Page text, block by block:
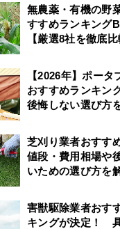
無農薬・有機の野
すすめランキング
【厳選8社を徹底比
【2026年】ポータ
おすすめランキン
後悔しない選び方
芝刈り業者おすす
値段・費用相場や
いための選び方を
害獣駆除業者おす
キングが決定！